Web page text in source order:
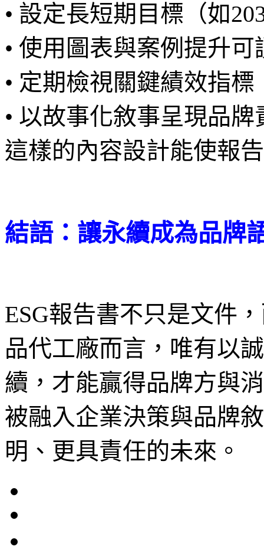
• 設定長短期目標（如
• 使用圖表與案例提升可
• 定期檢視關鍵績效指標
• 以故事化敘事呈現品
這樣的內容設計能使報
結語：讓永續成為品牌
ESG報告書不只是文件
品代工廠而言，唯有以
續，才能贏得品牌方與
被融入企業決策與品牌
明、更具責任的未來。